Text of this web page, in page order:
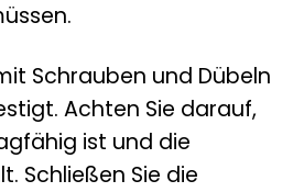
Schrauben und Dübeln
Achten Sie darauf,
ist und die
Schließen Sie die